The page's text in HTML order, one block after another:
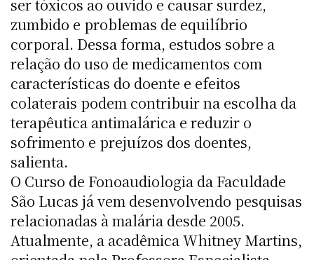
ser tóxicos ao ouvido e causar surdez,
zumbido e problemas de equilíbrio
corporal. Dessa forma, estudos sobre a
relação do uso de medicamentos com
características do doente e efeitos
colaterais podem contribuir na escolha da
terapêutica antimalárica e reduzir o
sofrimento e prejuízos dos doentes,
salienta.
O Curso de Fonoaudiologia da Faculdade
São Lucas já vem desenvolvendo pesquisas
relacionadas à malária desde 2005.
Atualmente, a acadêmica Whitney Martins,